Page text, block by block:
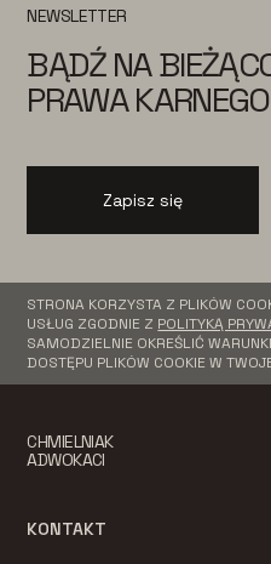
NEWSLETTER
BĄDŹ NA
PRAWA
Zapisz się
STRONA KORZYSTA Z PLIKÓW
USŁUG ZGODNIE Z POLITYKĄ
SAMODZIELNIE OKREŚLIĆ
DOSTĘPU PLIKÓW COOKIE W
CHMIELNIAK
ADWOKACI
KONTAKT